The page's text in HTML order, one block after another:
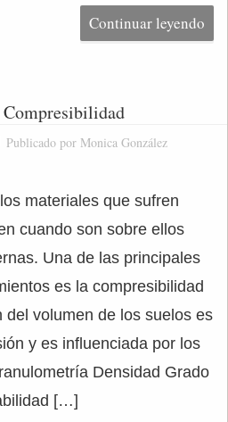
Continuar leyendo
Publicado por Monica González
materiales que sufren
cuando son sobre ellos
Una de las principales
es la compresibilidad
del volumen de los suelos es
y es influenciada por los
Densidad Grado
[…]